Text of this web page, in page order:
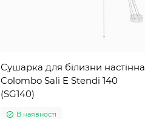
Сушарка для білизни настінна
Colombo Sali E Stendi 140
(SG140)
В наявності